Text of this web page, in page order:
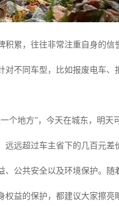
累，往往非常注重自身的
不同车型，比如报废电车
个地方”，今天在城东，明
远超过车主省下的几百元差
公共安全以及环境保护。
权益的保护，都建议大家擦